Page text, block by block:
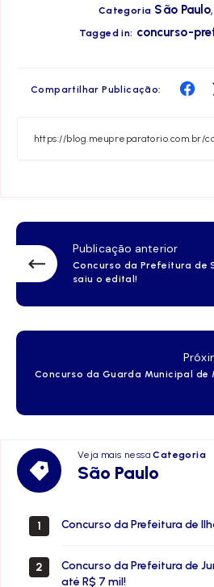
Categoria São Paulo,
Tagged in: concurso-
Compartilhar Publicação:
Publicação anterior
Concurso da Prefeitura de
saiu o edital!
Concurso da Guarda Municipal de
Veja mais nessaCategoria
São Paulo
São
Paulo
1 Concurso da Prefeitura de
2
Concurso da Prefeitura de
até R$ 7 mil!